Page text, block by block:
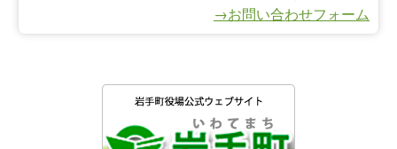
→お問い合わせフォーム